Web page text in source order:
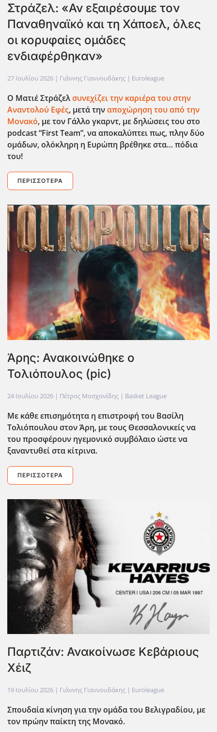
Στράζελ: «Αν εξαιρέσουμε τον
Παναθηναϊκό και τη Χάποελ, όλες
οι κορυφαίες ομάδες
ενδιαφέρθηκαν»
27 Ιουλίου 2026 | Γιάννης Γιαννουδάκης | Euroleague
Ο Ματιέ Στράζελσυνεχίζει την καριέρα του στην
Αναντολού Εφές, μετά τηναποχώρηση του από την
Μονακό, με τον Γάλλο γκαρντ, με δηλώσεις του στο
podcast“FirstTeam”, να αποκαλύπτει πως, πλην δύο
ομάδων, ολόκληρη η Ευρώπη βρέθηκε στα… πόδια
του!
ΠΕΡΙΣΣΌΤΕΡΑ
Άρης: Ανακοινώθηκε ο
Τολιόπουλος (pic)
24 Ιουλίου 2026 | Πέτρος Μοσχονίδης | Basket League
Με κάθε επισημότητα η επιστροφή του Βασίλη
Τολιόπουλου στον Άρη, με τους Θεσσαλονικείς να
του προσφέρουν ηγεμονικό συμβόλαιο ώστε να
ξαναντυθεί στα κίτρινα.
ΠΕΡΙΣΣΌΤΕΡΑ
Παρτιζάν: Ανακοίνωσε Κεβάριους
Χέιζ
19 Ιουλίου 2026 | Γιάννης Γιαννουδάκης | Euroleague
Σπουδαία κίνηση για την ομάδα του Βελιγραδίου, με
τον πρώην παίκτη της Μονακό.